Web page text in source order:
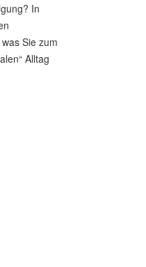
In
Sie zum
Alltag